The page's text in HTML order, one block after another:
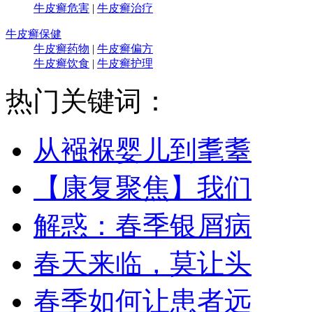
牛皮癣危害 | 牛皮癣治疗
牛皮癣保健
牛皮癣药物 | 牛皮癣偏方
牛皮癣饮食 | 牛皮癣护理
热门关键词：
从襁褓婴儿到耄耋
【康复聚焦】我们
解惑：春季银屑病
春天来临，莫让头
春季如何让患者远